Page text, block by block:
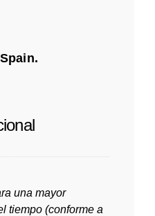
una mayor
tiempo (conforme a